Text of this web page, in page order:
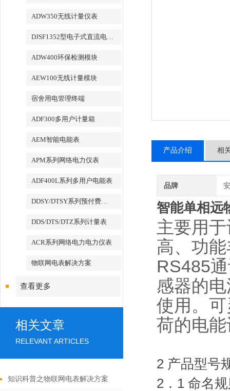
ADW350无线计量仪表
DJSF1352型电子式直流电能表
ADW400环保检测模块
AEW100无线计量模块
宿舍用电管理终端
ADF300多用户计量箱
AEM智能电能表
APM系列网络电力仪表
ADF400L系列多用户电能表
DDSY/DTSY系列预付费电表
DDS/DTS/DTZ系列计量表
ACR系列网络电力电力仪表
物联网电表解决方案
查看更多
相关文章
RELEVANT ARTICLES
知识科普之物联网电表解决方案
产品介绍 相
品牌
智能单相远
主要用
高、功
RS485
感器的
使用。
荷的电
2 产品型号
2．1 命名